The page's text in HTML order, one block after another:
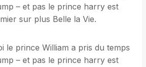
– et pas le prince harry est
sur plus Belle la Vie.
le prince William a pris du temps
– et pas le prince harry est